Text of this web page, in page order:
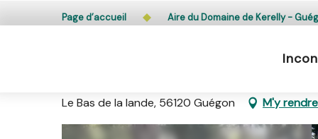
au
L’accès du public aux bois, massifs forestiers et
Page d’accueil Aire du Domaine de Kerelly -
Aire du Domaine de Kerelly -
Le Bas de la lande, 56120 Guégon M'y rendre